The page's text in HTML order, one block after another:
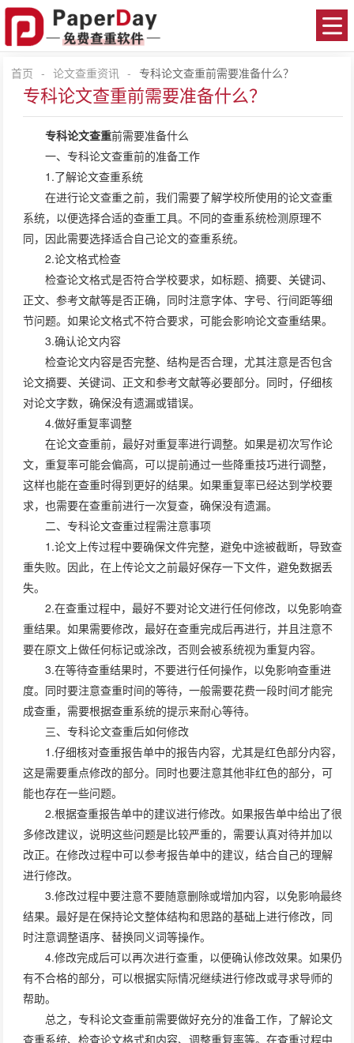
首页 - 论文查重资讯 - 专科论文查重前需要准备什么？
专科论文查重前需要准备什么？
专科论文查重前需要准备什么
一、专科论文查重前的准备工作
1.了解论文查重系统
在进行论文查重之前，我们需要了解学校所使用的论文查重
系统，以便选择合适的查重工具。不同的查重系统检测原理不
同，因此需要选择适合自己论文的查重系统。
2.论文格式检查
检查论文格式是否符合学校要求，如标题、摘要、关键词、
正文、参考文献等是否正确，同时注意字体、字号、行间距等细
节问题。如果论文格式不符合要求，可能会影响论文查重结果。
3.确认论文内容
检查论文内容是否完整、结构是否合理，尤其注意是否包含
论文摘要、关键词、正文和参考文献等必要部分。同时，仔细核
对论文字数，确保没有遗漏或错误。
4.做好重复率调整
在论文查重前，最好对重复率进行调整。如果是初次写作论
文，重复率可能会偏高，可以提前通过一些降重技巧进行调整，
这样也能在查重时得到更好的结果。如果重复率已经达到学校要
求，也需要在查重前进行一次复查，确保没有遗漏。
二、专科论文查重过程需注意事项
1.论文上传过程中要确保文件完整，避免中途被截断，导致查
重失败。因此，在上传论文之前最好保存一下文件，避免数据丢
失。
2.在查重过程中，最好不要对论文进行任何修改，以免影响查
重结果。如果需要修改，最好在查重完成后再进行，并且注意不
要在原文上做任何标记或涂改，否则会被系统视为重复内容。
3.在等待查重结果时，不要进行任何操作，以免影响查重进
度。同时要注意查重时间的等待，一般需要花费一段时间才能完
成查重，需要根据查重系统的提示来耐心等待。
三、专科论文查重后如何修改
1.仔细核对查重报告单中的报告内容，尤其是红色部分内容，
这是需要重点修改的部分。同时也要注意其他非红色的部分，可
能也存在一些问题。
2.根据查重报告单中的建议进行修改。如果报告单中给出了很
多修改建议，说明这些问题是比较严重的，需要认真对待并加以
改正。在修改过程中可以参考报告单中的建议，结合自己的理解
进行修改。
3.修改过程中要注意不要随意删除或增加内容，以免影响最终
结果。最好是在保持论文整体结构和思路的基础上进行修改，同
时注意调整语序、替换同义词等操作。
4.修改完成后可以再次进行查重，以便确认修改效果。如果仍
有不合格的部分，可以根据实际情况继续进行修改或寻求导师的
帮助。
总之，专科论文查重前需要做好充分的准备工作，了解论文
查重系统、检查论文格式和内容、调整重复率等。在查重过程中